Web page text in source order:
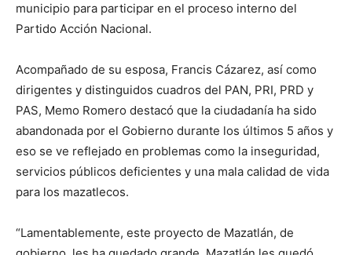
municipio para participar en el proceso interno del
Partido Acción Nacional.
Acompañado de su esposa, Francis Cázarez, así como
dirigentes y distinguidos cuadros del PAN, PRI, PRD y
PAS, Memo Romero destacó que la ciudadanía ha sido
abandonada por el Gobierno durante los últimos 5 años y
eso se ve reflejado en problemas como la inseguridad,
servicios públicos deficientes y una mala calidad de vida
para los mazatlecos.
“Lamentablemente, este proyecto de Mazatlán, de